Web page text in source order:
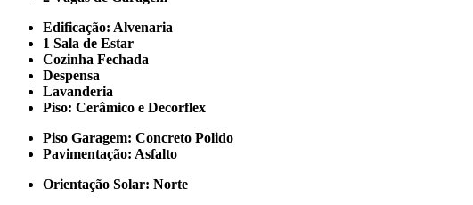
Edificação: Alvenaria
1 Sala de Estar
Cozinha Fechada
Despensa
Lavanderia
Piso: Cerâmico e Decorflex
Piso Garagem: Concreto Polido
Pavimentação: Asfalto
Orientação Solar: Norte